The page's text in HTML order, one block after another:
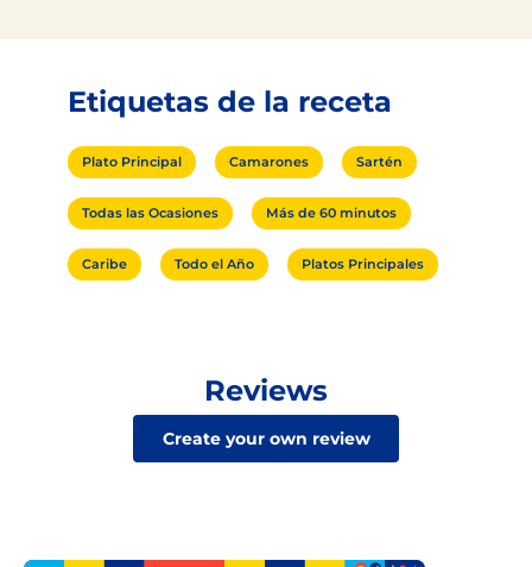
Etiquetas de la receta
Plato Principal Camarones Sartén
Todas las Ocasiones Más de 60 minutos
Caribe Todo el Año Platos Principales
Reviews
Create your own review